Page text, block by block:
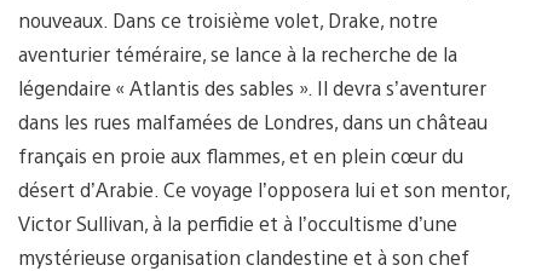
nouveaux. Dans ce troisième volet, Drake, notre
aventurier téméraire, se lance à la recherche de la
légendaire « Atlantis des sables ». Il devra s’aventurer
dans les rues malfamées de Londres, dans un château
français en proie aux flammes, et en plein cœur du
désert d’Arabie. Ce voyage l’opposera lui et son mentor,
Victor Sullivan, à la perfidie et à l’occultisme d’une
mystérieuse organisation clandestine et à son chef